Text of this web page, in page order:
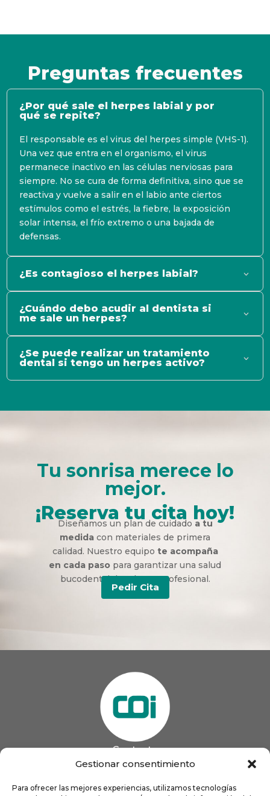
Gestionar consentimiento
Para ofrecer las mejores experiencias, utilizamos tecnologías
Preguntas frecuentes
¿Por qué sale el herpes labial y por
qué se repite?
El responsable es el virus del herpes simple (VHS-1).
Una vez que entra en el organismo, el virus
permanece inactivo en las células nerviosas para
siempre. No se cura de forma definitiva, sino que se
reactiva y vuelve a salir en el labio ante ciertos
estímulos como el estrés, la fiebre, la exposición
solar intensa, el frío extremo o una bajada de
defensas.
¿Es contagioso el herpes labial?
¿Cuándo debo acudir al dentista si
me sale un herpes?
¿Se puede realizar un tratamiento
dental si tengo un herpes activo?
Tu sonrisa merece lo
mejor.
¡Reserva tu cita hoy!
Diseñamos un plan de cuidado a tu
medida con materiales de primera
calidad. Nuestro equipo te acompaña
en cada paso para garantizar una salud
bucodental duradera y profesional.
Pedir Cita
Contacto
 coigijon@gmail.com